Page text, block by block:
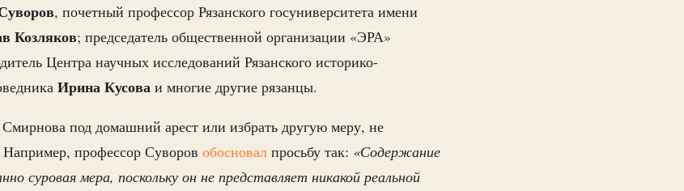
, почетный профессор Рязанского госуниверситета имени
Козляков; председатель общественной организации «ЭРА»
Центра научных исследований Рязанского историко-
Ирина Кусова и многие другие рязанцы.
под домашний арест или избрать другую меру, не
профессор Суворов обосновал просьбу так: «Содержание
суровая мера, поскольку он не представляет никакой реальной